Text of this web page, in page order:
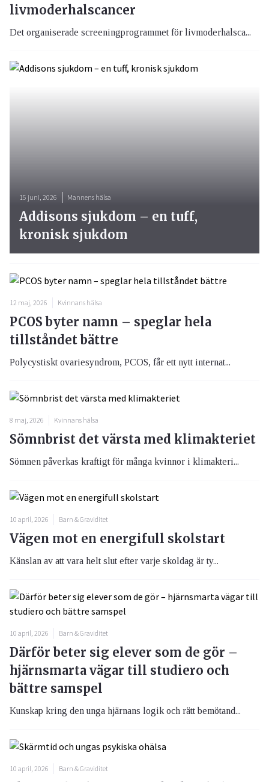
livmoderhalscancer
Det organiserade screeningprogrammet för livmoderhalsca...
15 juni, 2026 Mannens hälsa
Addisons sjukdom – en tuff,
kronisk sjukdom
12 maj, 2026 Kvinnans hälsa
PCOS byter namn – speglar hela
tillståndet bättre
Polycystiskt ovariesyndrom, PCOS, får ett nytt internat...
8 maj, 2026 Kvinnans hälsa
Sömnbrist det värsta med klimakteriet
Sömnen påverkas kraftigt för många kvinnor i klimakteri...
10 april, 2026 Barn & Graviditet
Vägen mot en energifull skolstart
Känslan av att vara helt slut efter varje skoldag är ty...
10 april, 2026 Barn & Graviditet
Därför beter sig elever som de gör –
hjärnsmarta vägar till studiero och
bättre samspel
Kunskap kring den unga hjärnans logik och rätt bemötand...
10 april, 2026 Barn & Graviditet